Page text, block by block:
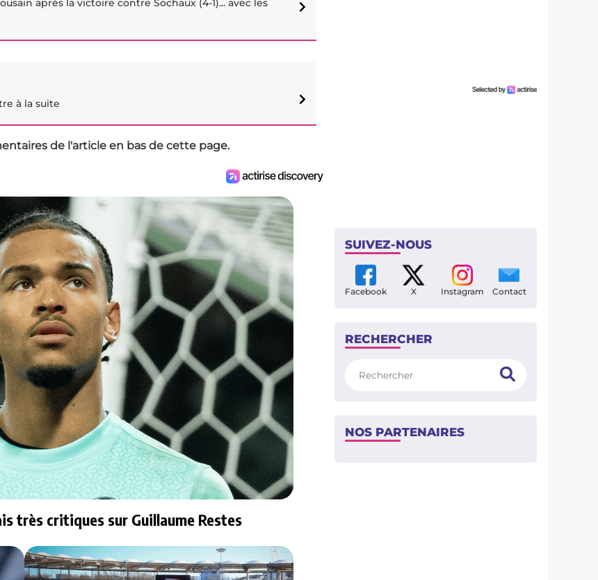
après la victoire contre Sochaux (4-1)... avec les
à la suite
de l'article en bas de cette page.
très critiques sur Guillaume Restes
SUIVEZ-NOUS
Facebook X Instagram Contact
RECHERCHER
NOS PARTENAIRES